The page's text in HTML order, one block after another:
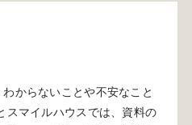
からないことや不安なこと
スマイルハウスでは、資料の